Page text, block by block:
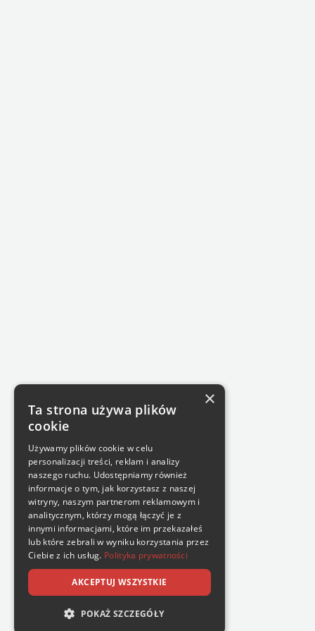
×
Ta strona używa plików
cookie
Używamy plików cookie w celu
personalizacji treści, reklam i analizy
naszego ruchu. Udostępniamy również
informacje o tym, jak korzystasz z naszej
witryny, naszym partnerom reklamowym i
analitycznym, którzy mogą łączyć je z
innymi informacjami, które im przekazałeś
lub które zebrali w wyniku korzystania przez
Ciebie z ich usług. Polityka prywatności
AKCEPTUJ WSZYSTKIE
POKAŻ SZCZEGÓŁY